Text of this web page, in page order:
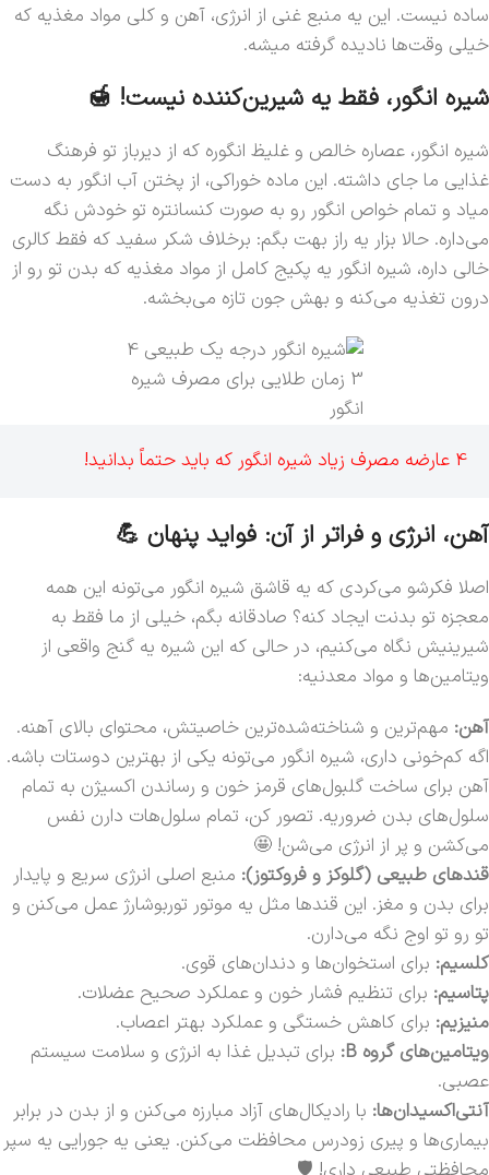
ساده نیست. این یه منبع غنی از انرژی، آهن و کلی مواد مغذیه که
خیلی وقت‌ها نادیده گرفته میشه.
شیره انگور، فقط یه شیرین‌کننده نیست! 🍯
شیره انگور، عصاره خالص و غلیظ انگوره که از دیرباز تو فرهنگ
غذایی ما جای داشته. این ماده خوراکی، از پختن آب انگور به دست
میاد و تمام خواص انگور رو به صورت کنسانتره تو خودش نگه
می‌داره. حالا بزار یه راز بهت بگم: برخلاف شکر سفید که فقط کالری
خالی داره، شیره انگور یه پکیج کامل از مواد مغذیه که بدن تو رو از
درون تغذیه می‌کنه و بهش جون تازه می‌بخشه.
3 زمان طلایی برای مصرف شیره
انگور
4 عارضه مصرف زیاد شیره انگور که باید حتماً بدانید!
آهن، انرژی و فراتر از آن: فواید پنهان 💪
اصلا فکرشو می‌کردی که یه قاشق شیره انگور می‌تونه این همه
معجزه تو بدنت ایجاد کنه؟ صادقانه بگم، خیلی از ما فقط به
شیرینیش نگاه می‌کنیم، در حالی که این شیره یه گنج واقعی از
ویتامین‌ها و مواد معدنیه:
آهن: مهم‌ترین و شناخته‌شده‌ترین خاصیتش، محتوای بالای آهنه.
اگه کم‌خونی داری، شیره انگور می‌تونه یکی از بهترین دوستات باشه.
آهن برای ساخت گلبول‌های قرمز خون و رساندن اکسیژن به تمام
سلول‌های بدن ضروریه. تصور کن، تمام سلول‌هات دارن نفس
می‌کشن و پر از انرژی می‌شن! 🤩
قندهای طبیعی (گلوکز و فروکتوز): منبع اصلی انرژی سریع و پایدار
برای بدن و مغز. این قندها مثل یه موتور توربوشارژ عمل می‌کنن و
تو رو تو اوج نگه‌ می‌دارن.
کلسیم: برای استخوان‌ها و دندان‌های قوی.
پتاسیم: برای تنظیم فشار خون و عملکرد صحیح عضلات.
منیزیم: برای کاهش خستگی و عملکرد بهتر اعصاب.
ویتامین‌های گروه B:
برای تبدیل غذا به انرژی و سلامت سیستم
عصبی.
آنتی‌اکسیدان‌ها: با رادیکال‌های آزاد مبارزه می‌کنن و از بدن در برابر
بیماری‌ها و پیری زودرس محافظت می‌کنن. یعنی یه جورایی یه سپر